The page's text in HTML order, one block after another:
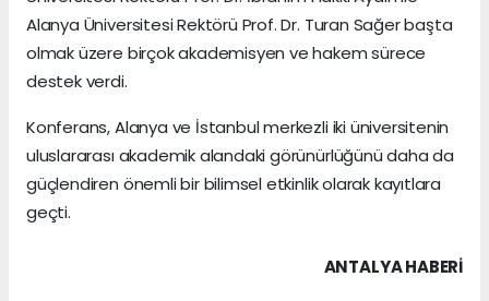
Alanya Üniversitesi Rektörü Prof. Dr. Turan Sağer başta
olmak üzere birçok akademisyen ve hakem sürece
destek verdi.
Konferans, Alanya ve İstanbul merkezli iki üniversitenin
uluslararası akademik alandaki görünürlüğünü daha da
güçlendiren önemli bir bilimsel etkinlik olarak kayıtlara
geçti.
ANTALYA HABERİ